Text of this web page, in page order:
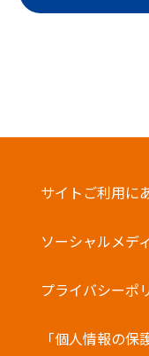
サイトご利用に
ソーシャルメデ
プライバシーポ
「個人情報の